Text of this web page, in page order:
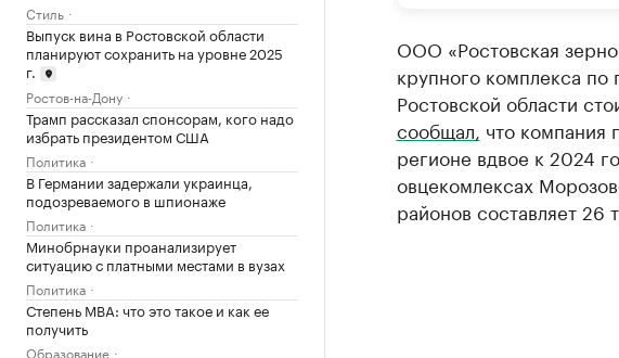
Стиль
Выпуск вина в Ростовской области
планируют сохранить на уровне 2025
г.
Ростов-на-Дону
Трамп рассказал спонсорам, кого надо
избрать президентом США
Политика
В Германии задержали украинца,
подозреваемого в шпионаже
Политика
Минобрнауки проанализирует
ситуацию с платными местами в вузах
Политика
Степень MBA: что это такое и как ее
получить
Образование
ООО «Ростовская
крупного комплекса по
Ростовской области
сообщал, что компания
регионе вдвое к 2024
овцекомлексах
районов составляет 26